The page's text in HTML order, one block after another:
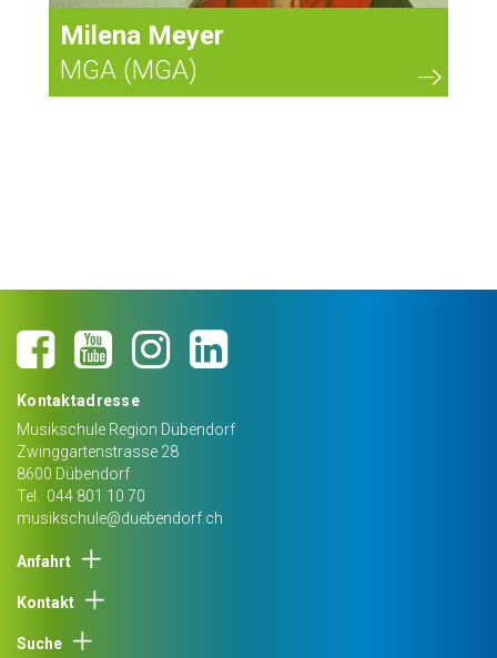
Milena Meyer
MGA (MGA)
Kontaktadresse
Musikschule Region Dübendorf
Zwinggartenstrasse 28
8600 Dübendorf
Tel.
044 801 10 70
musikschule@duebendorf.ch
Anfahrt
Kontakt
Suche